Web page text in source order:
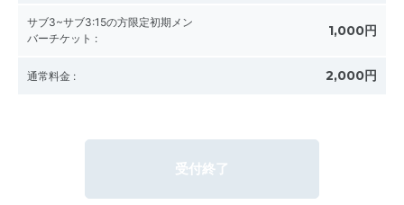
サブ3~サブ3:15の方限定初期メン
バーチケット : 1,000円
通常料金 : 2,000円
受付終了